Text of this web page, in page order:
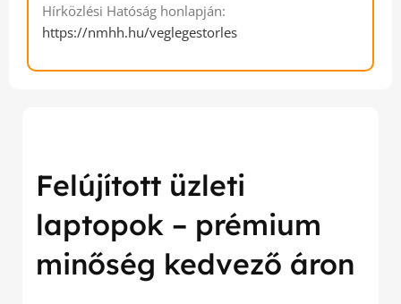
Hírközlési Hatóság honlapján:
https://nmhh.hu/veglegestorles
Felújított üzleti
laptopok – prémium
minőség kedvező áron